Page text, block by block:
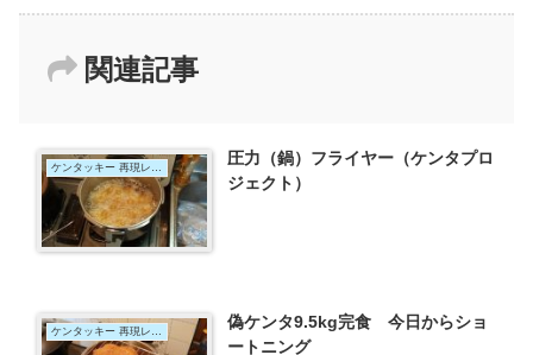
関連記事
圧力（鍋）フライヤー（ケンタプロ
ジェクト）
偽ケンタ9.5kg完食 今日からショ
ートニング